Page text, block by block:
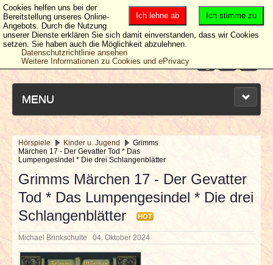
MENU
NEUESTE ARTIKEL
NEWS & DATES
BERICHTE
VERLOSUNGEN
Hörspiele Kinder u. Jugend
Grimms
Märchen 17 - Der Gevatter Tod * Das
Lumpengesindel * Die drei Schlangenblätter
Grimms Märchen 17 - Der Gevatter
Tod * Das Lumpengesindel * Die drei
Schlangenblätter
HOT
Michael Brinkschulte 04. Oktober 2024
Ich stimme zu
Ich lehne ab
Cookies helfen uns bei der
Bereitstellung unseres Online-
Angebots. Durch die Nutzung
unserer Dienste erklären Sie sich damit einverstanden, dass wir Cookies
setzen. Sie haben auch die Möglichkeit abzulehnen.
Datenschutzrichtlinie ansehen
Weitere Informationen zu Cookies und ePrivacy